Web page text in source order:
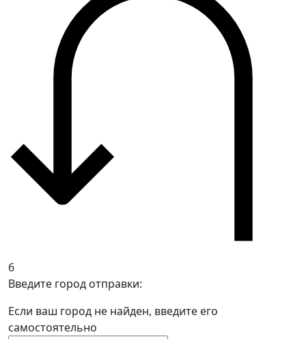
6
Введите город отправки:
Если ваш город не найден, введите его
самостоятельно